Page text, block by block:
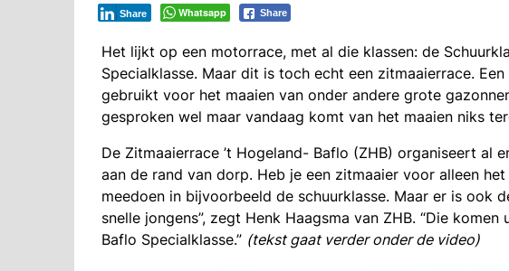
Whatsapp Share
Share
Het lijkt op een motorrace, met al die klassen: de
Specialklasse. Maar dit is toch echt een zitmaaierrace.
gebruikt voor het maaien van onder andere grote
gesproken wel maar vandaag komt van het maaien niks
De Zitmaaierrace ’t Hogeland- Baflo (ZHB) organiseert al
aan de rand van dorp. Heb je een zitmaaier voor alleen
meedoen in bijvoorbeeld de schuurklasse. Maar er is ook
snelle jongens”, zegt Henk Haagsma van ZHB. “Die
Baflo Specialklasse.” (tekst gaat verder onder de video)